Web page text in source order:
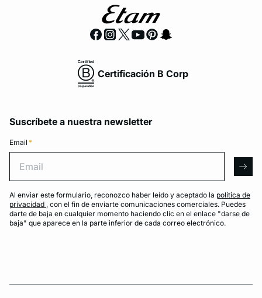
Certificación B Corp
Suscríbete a nuestra newsletter
Email *
Al enviar este formulario, reconozco haber leído y aceptado la política de
privacidad , con el fin de enviarte comunicaciones comerciales. Puedes
darte de baja en cualquier momento haciendo clic en el enlace "darse de
baja" que aparece en la parte inferior de cada correo electrónico.